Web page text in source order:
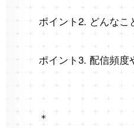
ポイント2. どんなこ
ポイント3. 配信頻度
＊